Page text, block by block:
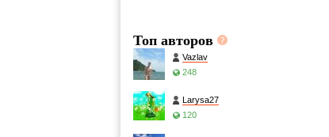
Топ авторов
Vazlav
248
Larysa27
120